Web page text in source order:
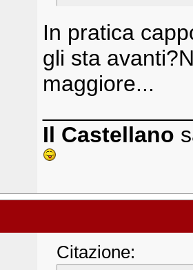
In pratica
gli sta
maggiore...
Il Castellano
Citazione: